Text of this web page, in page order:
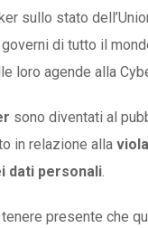
sullo stato
di tutto il
loro agende alla
sono diventati al
in relazione alla
dati personali
presente che